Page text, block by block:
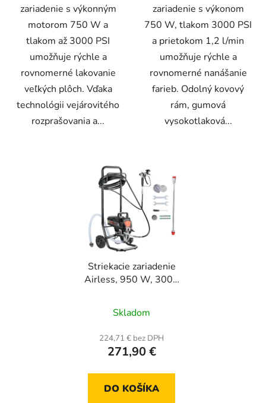
zariadenie s výkonným
motorom 750 W a
tlakom až 3000 PSI
umožňuje rýchle a
rovnomerné lakovanie
veľkých plôch. Vďaka
technológii vejárovitého
rozprašovania a...
zariadenie s výkonom
750 W, tlakom 3000 PSI
a prietokom 1,2 l/min
umožňuje rýchle a
rovnomerné nanášanie
farieb. Odolný kovový
rám, gumová
vysokotlaková...
Striekacie zariadenie
Airless, 950 W, 3000
vozíkom, striekacia
pištoľ + hadica
Skladom
224,71 € bez DPH
271,90 €
DO KOŠÍKA